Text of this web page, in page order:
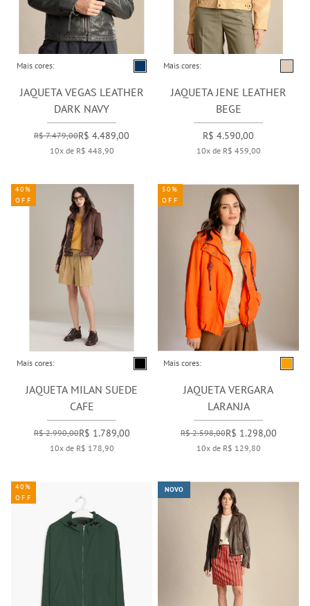
Mais cores:
JAQUETA VEGAS LEATHER
DARK NAVY
R$ 7.479,00R$ 4.489,00
10x de R$ 448,90
Mais cores:
JAQUETA JENE LEATHER
BEGE
R$ 4.590,00
10x de R$ 459,00
Mais cores:
JAQUETA MILAN SUEDE
CAFE
R$ 2.990,00R$ 1.789,00
10x de R$ 178,90
40%
OFF
Mais cores:
JAQUETA VERGARA
LARANJA
R$ 2.598,00R$ 1.298,00
10x de R$ 129,80
50%
OFF
40%
OFF
NOVO